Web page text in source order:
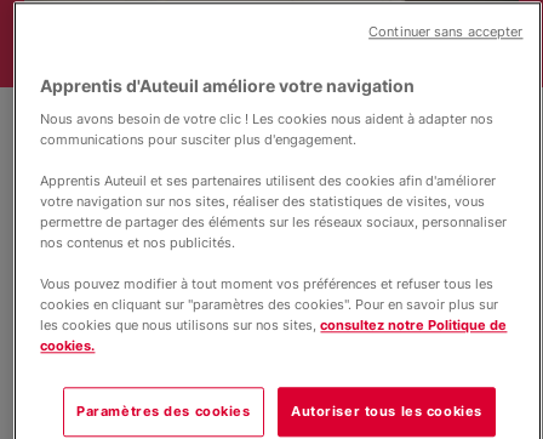
Actualités
Contact
Raphaël de Bengy/Apprentis d’Auteuil
Ligne d’écoute gratuite, anonyme et
Vous êtes préoccupé par la situation d’un enfant, un
Apprentis d'Auteuil améliore votre navigation
Nous avons besoin de votre clic ! Les cookies nous aident à adapter nos
communications pour susciter plus d'engagement.
Apprentis Auteuil et ses partenaires utilisent des cookies afin d'améliorer
votre navigation sur nos sites, réaliser des statistiques de visites, vous
permettre de partager des éléments sur les réseaux sociaux, personnaliser
nos contenus et nos publicités.
Vous pouvez modifier à tout moment vos préférences et refuser tous les
cookies en cliquant sur "paramètres des cookies". Pour en savoir plus sur
les cookies que nous utilisons sur nos sites,consultez notre Politique de
cookies.
Paramètres des cookies Autoriser tous les cookies
Continuer sans accepter